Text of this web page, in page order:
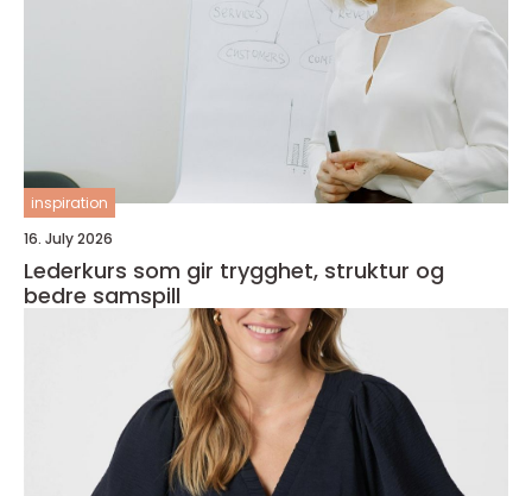
inspiration
16. July 2026
Lederkurs som gir trygghet, struktur og
bedre samspill